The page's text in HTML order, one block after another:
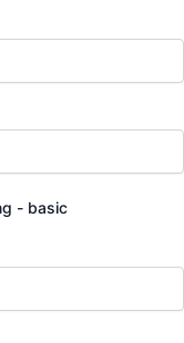
- basic